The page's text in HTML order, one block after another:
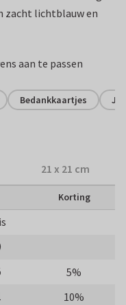
zacht lichtblauw en
aan te passen
Bedankkaartjes
21 x 21 cm
Korting
5%
10%